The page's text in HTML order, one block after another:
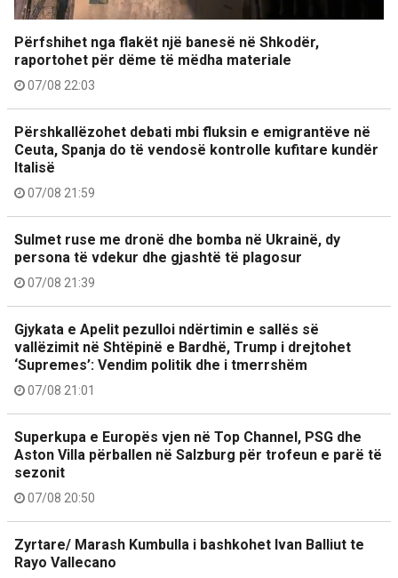
Përfshihet nga flakët një banesë në Shkodër,
raportohet për dëme të mëdha materiale
07/08 22:03
Përshkallëzohet debati mbi fluksin e emigrantëve në
Ceuta, Spanja do të vendosë kontrolle kufitare kundër
Italisë
07/08 21:59
Sulmet ruse me dronë dhe bomba në Ukrainë, dy
persona të vdekur dhe gjashtë të plagosur
07/08 21:39
Gjykata e Apelit pezulloi ndërtimin e sallës së
vallëzimit në Shtëpinë e Bardhë, Trump i drejtohet
‘Supremes’: Vendim politik dhe i tmerrshëm
07/08 21:01
Superkupa e Europës vjen në Top Channel, PSG dhe
Aston Villa përballen në Salzburg për trofeun e parë të
sezonit
07/08 20:50
Zyrtare/ Marash Kumbulla i bashkohet Ivan Balliut te
Rayo Vallecano